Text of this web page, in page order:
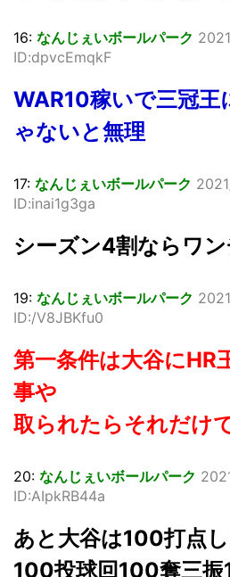
16: なんじぇいボールパーク
ID:dpvcEmqkF
WAR10稼いで三冠王
ゃないと無理
17: なんじぇいボールパーク
ID:inai1g3ga
シーズン4割ならワ
19: なんじぇいボールパーク
ID:/V8JBKfu0
第一条件は大谷にHR
事や
取られたらそれだけ
20: なんじぇいボールパーク
ID:AIpkRB44a
あと大谷は100打点
100投球回100奪三